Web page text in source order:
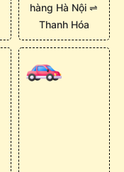
hàng Hà Nội ⇌
Thanh Hóa